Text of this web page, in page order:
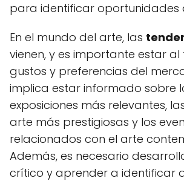
para identificar oportunidades
En el mundo del arte, las
vienen, y es importante estar
gustos y preferencias del
implica estar informado sobre
exposiciones más relevantes,
arte más prestigiosas y los
relacionados con el arte
Además, es necesario
crítico y aprender a identificar